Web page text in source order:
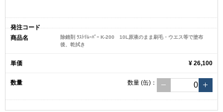
除錆剤 ﾗｽﾄﾘﾑｰﾊﾞｰ K-200 10L原液のまま刷毛・ウエス等で塗布
後、乾拭き
¥ 26,100
数量 (缶) ：